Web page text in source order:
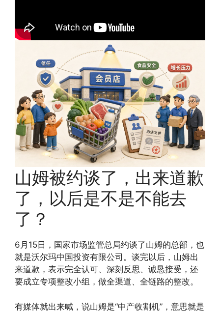
山姆被约谈了，出来道歉
了，以后是不是不能去
了？
6月15日，国家市场监管总局约谈了山姆的总部，也
就是沃尔玛中国投资有限公司。谈完以后，山姆出
来道歉，表示完全认可、深刻反思、诚恳接受，还
要成立专项整改小组，做全渠道、全链路的整改。
有媒体就出来喊，说山姆是“中产收割机”，意思就是